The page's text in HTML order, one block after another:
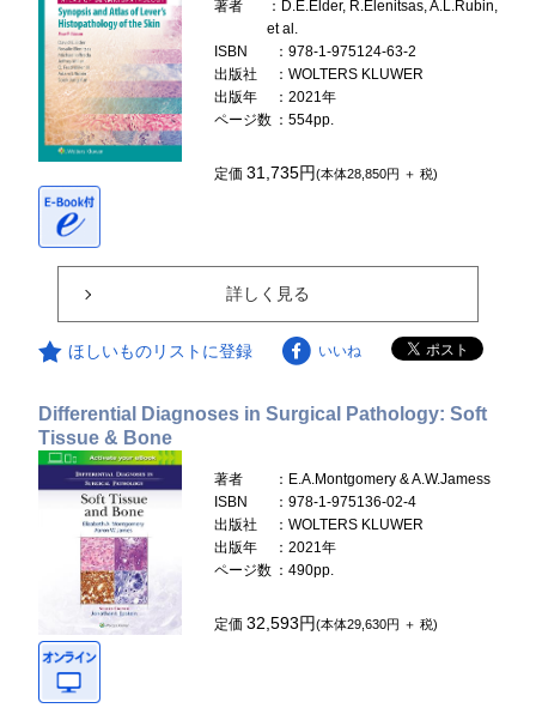
著者
：D.E.Elder, R.Elenitsas, A.L.Rubin,
et al.
ISBN
：978-1-975124-63-2
出版社
：WOLTERS KLUWER
出版年
：2021年
ページ数 ：554pp.
定価31,735円(本体28,850円 ＋ 税)
詳しく見る
ほしいものリストに登録 いいね
Differential Diagnoses in Surgical Pathology: Soft
Tissue & Bone
著者
：E.A.Montgomery & A.W.Jamess
ISBN
：978-1-975136-02-4
出版社
：WOLTERS KLUWER
出版年
：2021年
ページ数 ：490pp.
定価32,593円(本体29,630円 ＋ 税)